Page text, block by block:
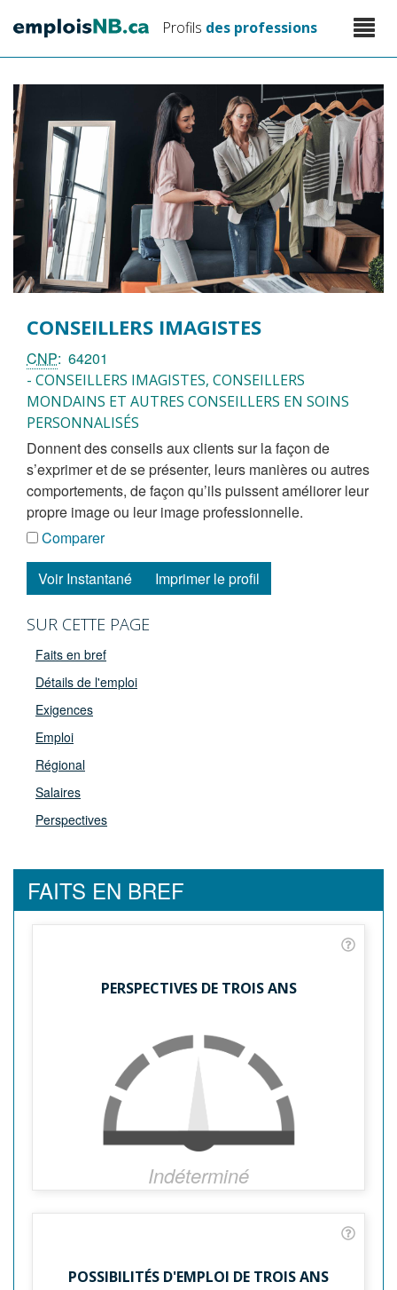
au
contenu
Profils des professions
Toggle
CONSEILLERS IMAGISTES
CNP 64201
- CONSEILLERS IMAGISTES, CONSEILLERS
MONDAINS ET AUTRES CONSEILLERS EN SOINS
PERSONNALISÉS
donnent des conseils aux clients sur la façon de
s’exprimer et de se présenter, leurs manières ou autres
comportements, de façon qu’ils puissent améliorer leur
propre image ou leur image professionnelle.
Comparer
Voir Instantané
Imprimer le profil
SUR CETTE PAGE
Faits en bref
Détails de l'emploi
Exigences
Emploi
Régional
Salaires
Perspectives
FAITS EN BREF
PERSPECTIVES DE TROIS ANS
Indéterminé
POSSIBILITÉS D'EMPLOI DE TROIS ANS